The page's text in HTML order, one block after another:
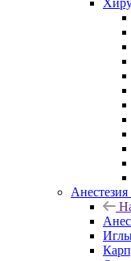
Анестезия